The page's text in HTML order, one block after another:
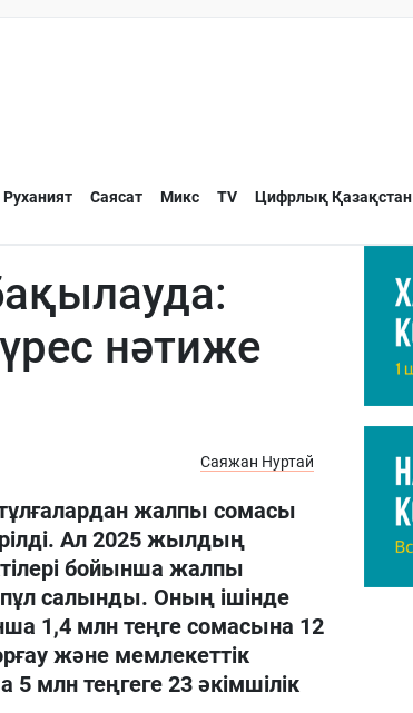
Руханият Саясат Микс TV Цифрлық Қазақстан
нәтиже
Саяжан Нуртай
жалпы сомасы
Ал 2025 жылдың
бойынша жалпы
салынды. Оның ішінде
1,4 млн теңге сомасына 12
және мемлекеттік
млн теңгеге 23 әкімшілік